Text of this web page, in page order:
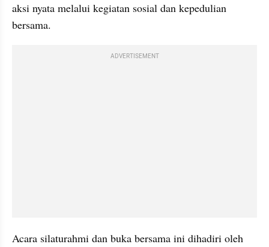
aksi nyata melalui kegiatan sosial dan kepedulian
bersama.
ADVERTISEMENT
Acara silaturahmi dan buka bersama ini dihadiri oleh